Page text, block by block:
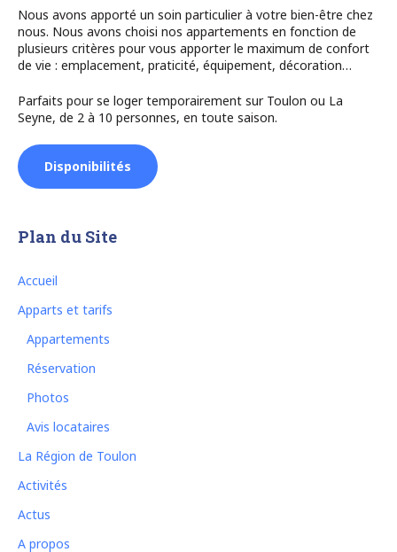
Nous avons apporté un soin particulier à votre bien-être chez
nous. Nous avons choisi nos appartements en fonction de
plusieurs critères pour vous apporter le maximum de confort
de vie : emplacement, praticité, équipement, décoration…
Parfaits pour se loger temporairement sur Toulon ou La
Seyne, de 2 à 10 personnes, en toute saison.
Disponibilités
Plan du Site
Accueil
Apparts et tarifs
Appartements
Réservation
Photos
Avis locataires
La Région de Toulon
Activités
Actus
A propos